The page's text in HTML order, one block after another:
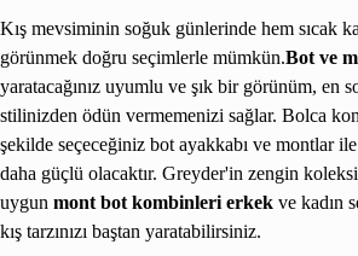
Kış mevsiminin soğuk günlerinde hem sıcak
görünmek doğru seçimlerle mümkün.Bot ve
yaratacağınız uyumlu ve şık bir görünüm, en
stilinizden ödün vermemenizi sağlar. Bolca
şekilde seçeceğiniz bot ayakkabı ve montlar
daha güçlü olacaktır. Greyder'in zengin
uygun mont bot kombinleri erkek ve kadın
kış tarzınızı baştan yaratabilirsiniz.